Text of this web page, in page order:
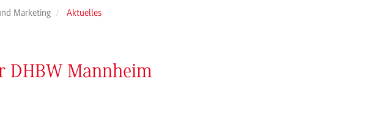
Marketing Aktuelles
DHBW Mannheim